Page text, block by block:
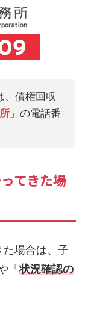
、債権回収
」の電話番
てきた場
場合は、子
「状況確認の